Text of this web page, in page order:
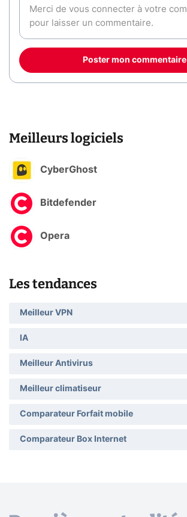
Poster mon commentaire
Meilleurs logiciels
CyberGhost
Bitdefender
Opera
Les tendances
Meilleur VPN
IA
Meilleur Antivirus
Meilleur climatiseur
Comparateur Forfait mobile
Comparateur Box Internet